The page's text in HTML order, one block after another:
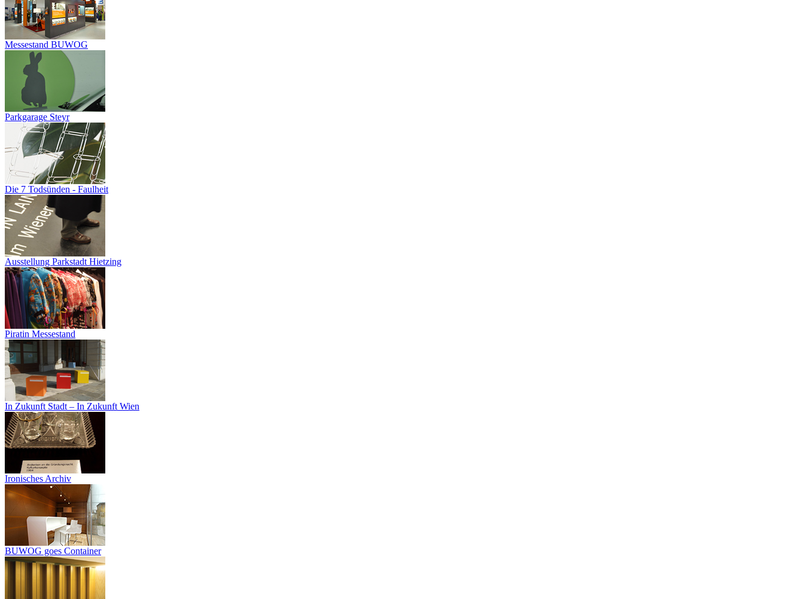
Messestand BUWOG
Parkgarage Steyr
Die 7 Todsünden - Faulheit
Ausstellung Parkstadt Hietzing
Piratin Messestand
In Zukunft Stadt – In Zukunft Wien
Ironisches Archiv
BUWOG goes Container